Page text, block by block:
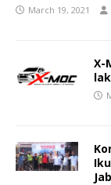
March 19, 2021
X-